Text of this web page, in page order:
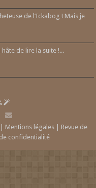
de l’Ickabog ! Mais je
de lire la suite !...
Mentions légales | Revue de
confidentialité